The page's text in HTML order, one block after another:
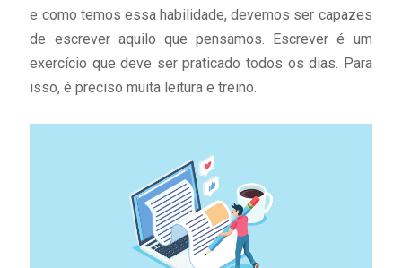
e como temos essa habilidade, devemos ser capazes
de escrever aquilo que pensamos. Escrever é um
exercício que deve ser praticado todos os dias. Para
isso, é preciso muita leitura e treino.